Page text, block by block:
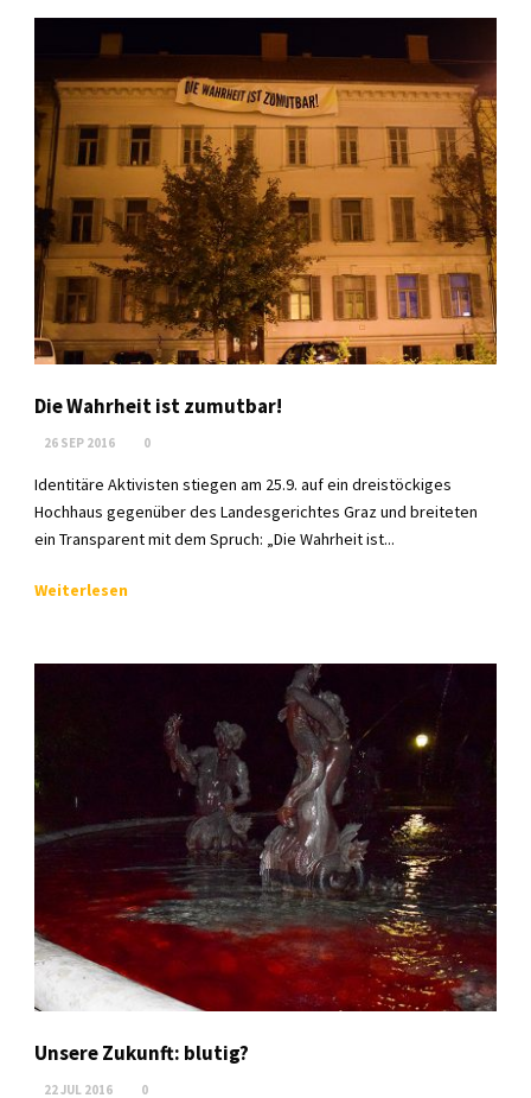
Die Wahrheit ist zumutbar!
26 SEP 2016 0
Identitäre Aktivisten stiegen am 25.9. auf ein dreistöckiges
Hochhaus gegenüber des Landesgerichtes Graz und breiteten
ein Transparent mit dem Spruch: „Die Wahrheit ist...
Weiterlesen
Unsere Zukunft: blutig?
22 JUL 2016 0